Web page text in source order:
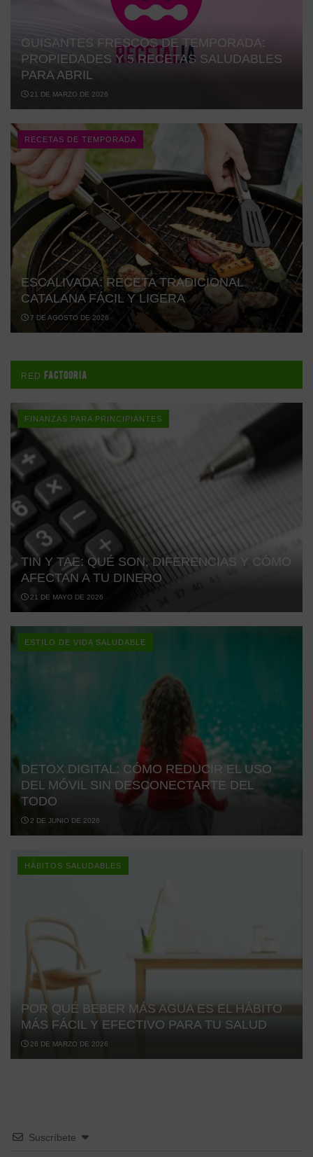
GUISANTES FRESCOS DE TEMPORADA:
PROPIEDADES Y 5 RECETAS SALUDABLES
PARA ABRIL
21 DE MARZO DE 2026
RECETAS DE TEMPORADA
ESCALIVADA: RECETA TRADICIONAL
CATALANA FÁCIL Y LIGERA
7 DE AGOSTO DE 2026
RED FACTOORIA
FINANZAS PARA PRINCIPIANTES
TIN Y TAE: QUÉ SON, DIFERENCIAS Y CÓMO
AFECTAN A TU DINERO
21 DE MAYO DE 2026
ESTILO DE VIDA SALUDABLE
DETOX DIGITAL: CÓMO REDUCIR EL USO
DEL MÓVIL SIN DESCONECTARTE DEL
TODO
2 DE JUNIO DE 2026
HÁBITOS SALUDABLES
POR QUÉ BEBER MÁS AGUA ES EL HÁBITO
MÁS FÁCIL Y EFECTIVO PARA TU SALUD
26 DE MARZO DE 2026
Suscríbete